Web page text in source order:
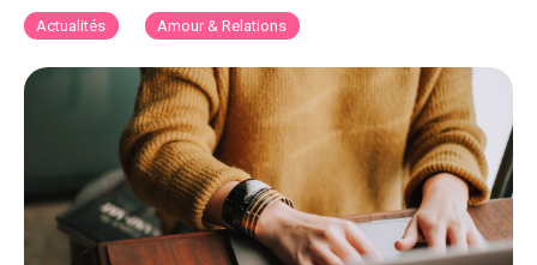
Actualités Amour & Relations